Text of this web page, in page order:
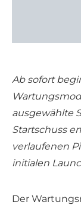
Ab sofort
ausgewählte
Startschuss
verlaufenen
initialen
Der